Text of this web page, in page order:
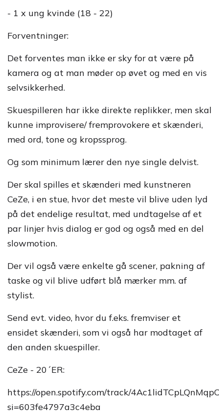
- 1 x ung kvinde (18 - 22)
Forventninger:
Det forventes man ikke er sky for at være på
kamera og at man møder op øvet og med en vis
selvsikkerhed.
Skuespilleren har ikke direkte replikker, men skal
kunne improvisere/ fremprovokere et skænderi,
med ord, tone og kropssprog.
Og som minimum lærer den nye single delvist.
Der skal spilles et skænderi med kunstneren
CeZe, i en stue, hvor det meste vil blive uden lyd
på det endelige resultat, med undtagelse af et
par linjer hvis dialog er god og også med en del
slowmotion.
Der vil også være enkelte gå scener, pakning af
taske og vil blive udført blå mærker mm. af
stylist.
Send evt. video, hvor du f.eks. fremviser et
ensidet skænderi, som vi også har modtaget af
den anden skuespiller.
CeZe - 20´ER:
https://open.spotify.com/track/
si=603fe4797a3c4eba